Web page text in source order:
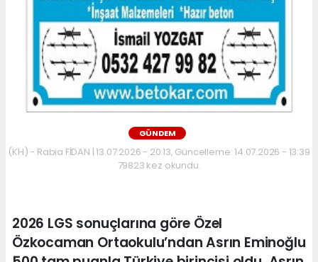
GÜNDEM
(KH) - Rabia FİDAN | 13.07.2026 - 20:13, Güncelleme: 14.07.2026 - 13:39
79823 kez okundu.
2026 LGS sonuçlarına göre Özel
Özkocaman Ortaokulu’ndan Asrın Eminoğlu